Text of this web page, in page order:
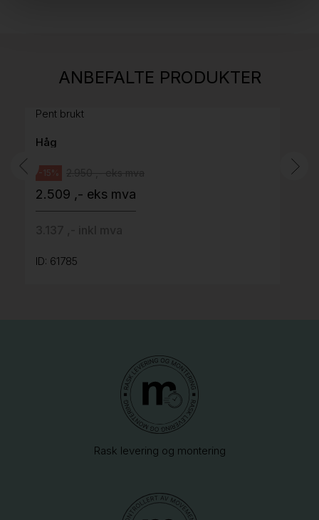
ANBEFALTE PRODUKTER
H05 5600 Swingback-armlene Mørk
Pent brukt
Håg
-15%
2.509 ,- eks mva
ID: 61785
Rask levering og montering